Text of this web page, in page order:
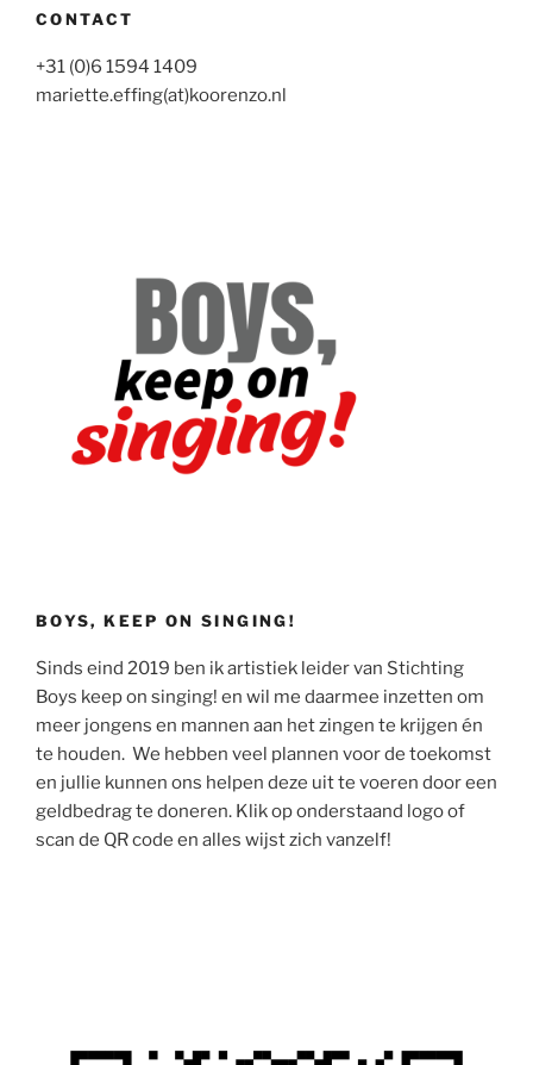
CONTACT
+31 (0)6 1594 1409
mariette.effing(at)koorenzo.nl
BOYS, KEEP ON SINGING!
Sinds eind 2019 ben ik artistiek leider van Stichting
Boys keep on singing! en wil me daarmee inzetten om
meer jongens en mannen aan het zingen te krijgen én
te houden. We hebben veel plannen voor de toekomst
en jullie kunnen ons helpen deze uit te voeren door een
geldbedrag te doneren. Klik op onderstaand logo of
scan de QR code en alles wijst zich vanzelf!